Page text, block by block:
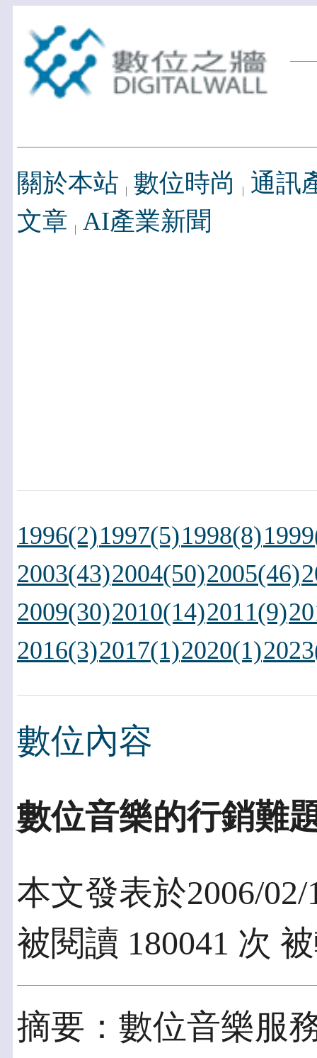
關於本站 數位時尚
通訊
文章 AI產業新聞
1996(2)1997(5)1998(8)
2003(43)2004(50)2005(46)
2009(30)2010(14)2011(9)
2016(3)2017(1)2020(1)
數位內容
數位音樂的行銷難
本文發表於2006/02/
被閱讀 180041 次
摘要：數位音樂服